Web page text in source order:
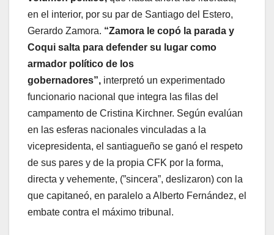
en el interior, por su par de Santiago del Estero,
Gerardo Zamora. “Zamora le copó la parada y
Coqui salta para defender su lugar como
armador político de los
gobernadores”, interpretó un experimentado
funcionario nacional que integra las filas del
campamento de Cristina Kirchner. Según evalúan
en las esferas nacionales vinculadas a la
vicepresidenta, el santiagueño se ganó el respeto
de sus pares y de la propia CFK por la forma,
directa y vehemente, (”sincera”, deslizaron) con la
que capitaneó, en paralelo a Alberto Fernández, el
embate contra el máximo tribunal.